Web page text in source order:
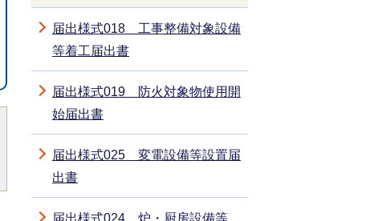
届出様式018 工事整備対象設備
等着工届出書
届出様式019 防火対象物使用開
始届出書
届出様式025 変電設備等設置届
出書
届出様式024 炉・厨房設備等